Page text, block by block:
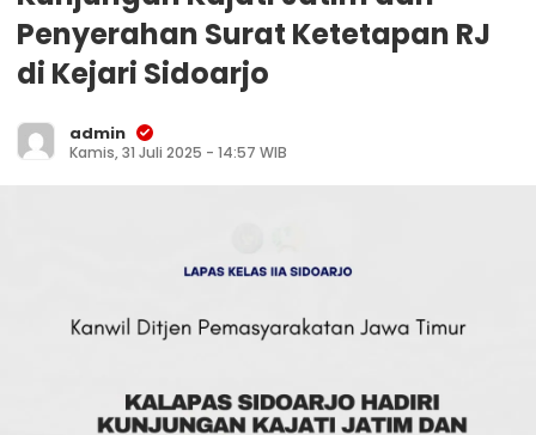
Penyerahan Surat Ketetapan RJ
di Kejari Sidoarjo
admin
Kamis, 31 Juli 2025 - 14:57 WIB